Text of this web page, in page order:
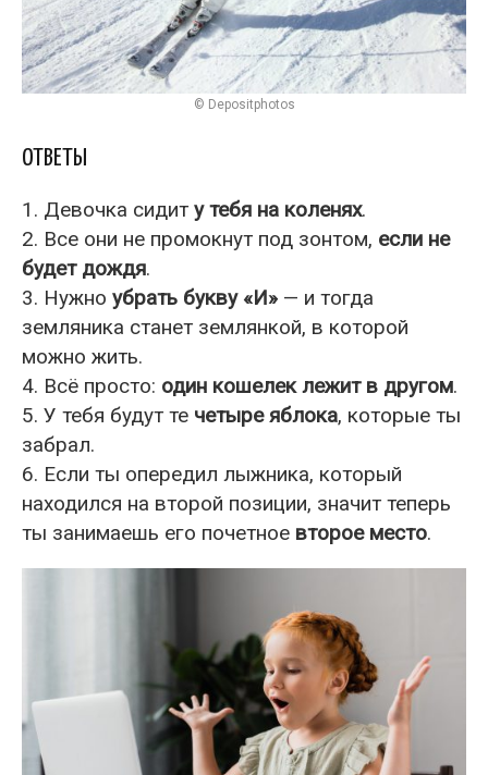
© Depositphotos
ОТВЕТЫ
1. Девочка сидит у тебя на коленях.
2. Все они не промокнут под зонтом, если не
будет дождя.
3. Нужно убрать букву «И» — и тогда
земляника станет землянкой, в которой
можно жить.
4. Всё просто: один кошелек лежит в другом.
5. У тебя будут те четыре яблока, которые ты
забрал.
6. Если ты опередил лыжника, который
находился на второй позиции, значит теперь
ты занимаешь его почетное второе место.